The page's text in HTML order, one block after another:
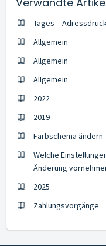
Tages –
Allgemein
Allgemein
Allgemein
2022
2019
Farbschema ändern
Welche
Änderung
2025
Zahlungsvorgänge